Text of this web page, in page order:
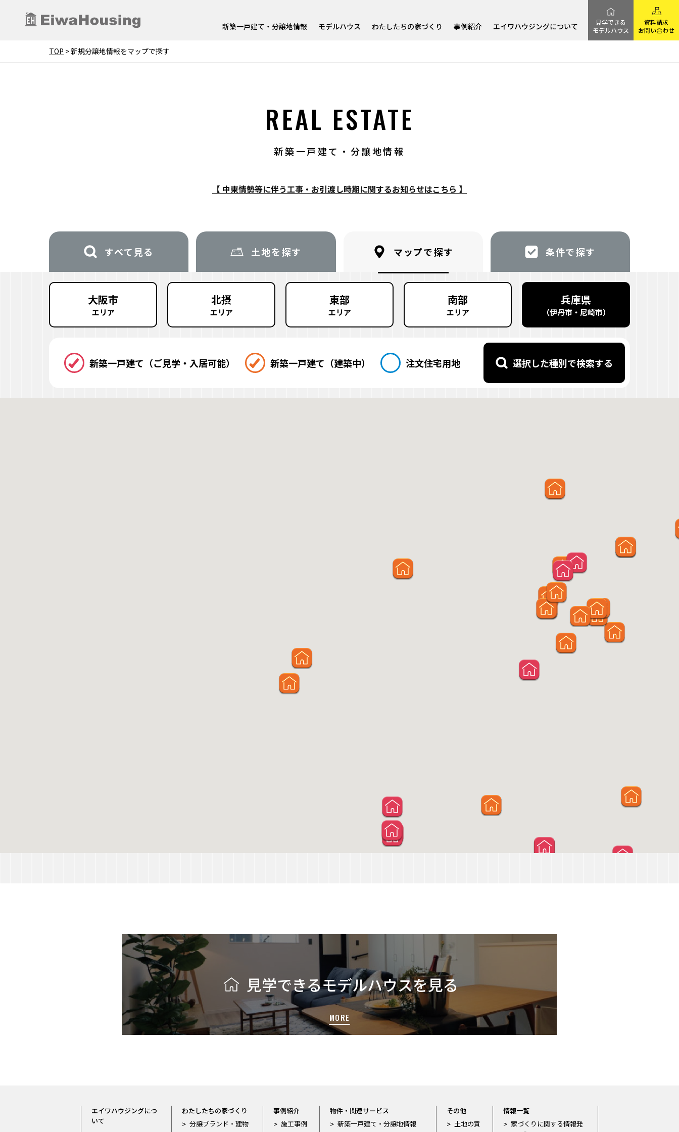
新築一戸建て・分譲地情報 モデルハウス わたしたちの家づくり 事例紹介 エイワハウジングについて
見学できる
モデルハウス
資料請求
お問い合わせ
TOP >新規分譲地情報をマップで探す
REAL ESTATE
新築一戸建て・分譲地情報
【 中東情勢等に伴う工事・お引渡し時期に関するお知らせはこちら 】
すべて見る 土地を探す マップで探す 条件で探す
大阪市
エリア
北摂
エリア
東部
エリア
南部
エリア
兵庫県
（伊丹市・尼崎市）
新築一戸建て （ご見学・入居可能） 新築一戸建て （建築中） 注文住宅用地
見学できるモデルハウスを見る
エイワハウジングにつ
いて
わたしたちの家づくり
分譲ブランド・建物
事例紹介
施工事例
物件・関連サービス
新築一戸建て・分譲地情報
その他
土地の買
情報一覧
家づくりに関する情報発